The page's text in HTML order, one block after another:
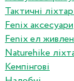
Тактичні
Fenix аксесуари
Fenix ел
Naturehike
Кемпінгові